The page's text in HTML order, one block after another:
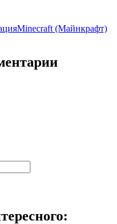
Minecraft (Майнкрафт)